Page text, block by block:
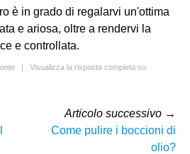
è in grado di regalarvi un'ottima
e ariosa, oltre a rendervi la
e controllata.
| Visualizza la risposta completa su
Articolo successivo →
Come pulire i boccioni di
olio?